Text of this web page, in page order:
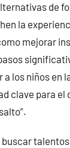
de
la
mejorar
los niños en
clave para